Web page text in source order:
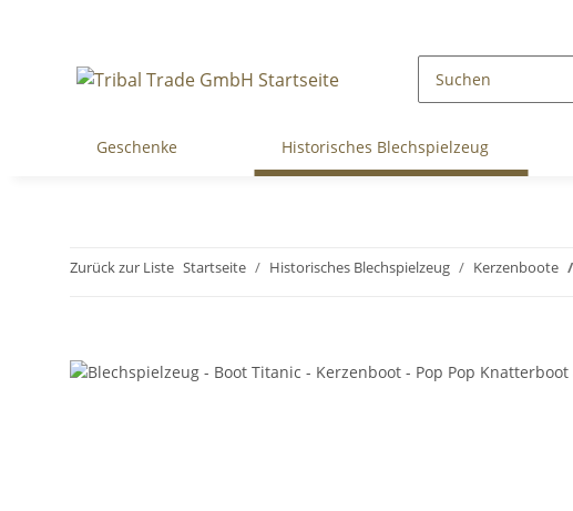
Geschenke Historisches Blechspielzeug
Zurück zur Liste Startseite Historisches Blechspielzeug Kerzenboote